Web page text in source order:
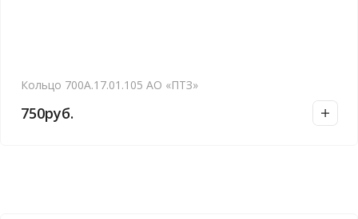
Кольцо 700А.17.01.105 АО «ПТЗ»
750руб.